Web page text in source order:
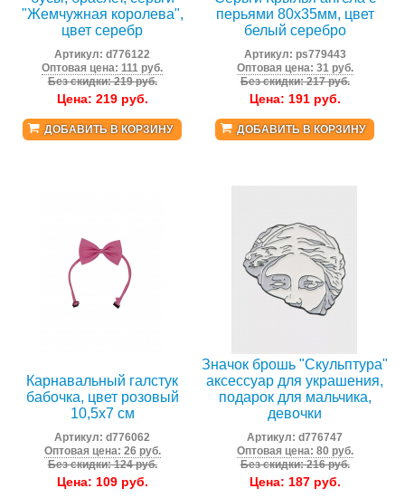
"Жемчужная королева",
цвет серебр
Артикул:d776122
Оптовая цена: 111 руб.
Без скидки: 219 руб.
Цена: 219руб.
ДОБАВИТЬ В КОРЗИНУ
перьями 80х35мм, цвет
белый серебро
Артикул: ps779443
Оптовая цена: 31 руб.
Без скидки: 217 руб.
Цена: 191руб.
ДОБАВИТЬ В КОРЗИНУ
Карнавальный галстук
бабочка, цвет розовый
10,5x7 см
Артикул:d776062
Оптовая цена: 26 руб.
Без скидки: 124 руб.
Цена: 109руб.
Значок брошь "Скульптура"
аксессуар для украшения,
подарок для мальчика,
девочки
Артикул:d776747
Оптовая цена: 80 руб.
Без скидки: 216 руб.
Цена: 187руб.